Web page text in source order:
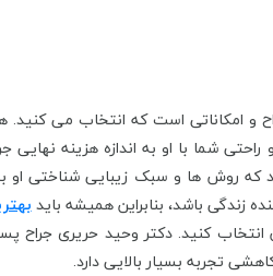
و امکاناتی است که انتخاب می
شما با او به اندازه هزینه نهایی
روش ها و سبک زیبایی شناختی او
باشد، بنابراین همیشه باید
کنید. دکتر وحید حریری جراح
تجربه بسیار بالایی دارد.